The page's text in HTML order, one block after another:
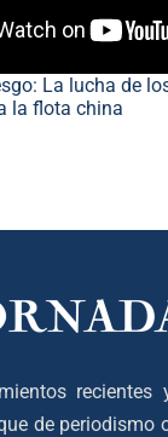
La lucha de
la flota china
de periodismo